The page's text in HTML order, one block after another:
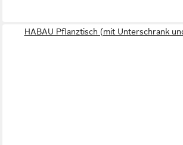
HABAU Pflanztisch (mit Unterschrank